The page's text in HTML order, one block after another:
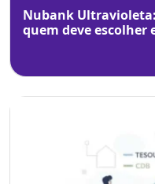
Nubank
quem deve escolher